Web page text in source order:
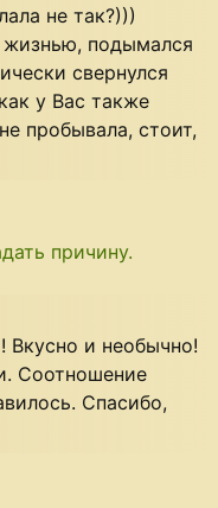
не так?)))
жизнью, подымался
свернулся
у Вас также
пробывала, стоит,
причину.
Вкусно и необычно!
Соотношение
Спасибо,